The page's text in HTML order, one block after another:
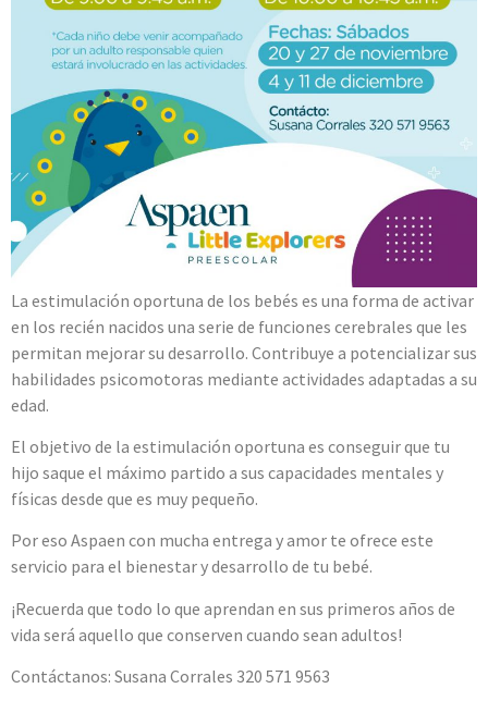
La estimulación oportuna de los bebés es una forma de activar
en los recién nacidos una serie de funciones cerebrales que les
permitan mejorar su desarrollo. Contribuye a potencializar sus
habilidades psicomotoras mediante actividades adaptadas a su
edad.
El objetivo de la estimulación oportuna es conseguir que tu
hijo saque el máximo partido a sus capacidades mentales y
físicas desde que es muy pequeño.
Por eso Aspaen con mucha entrega y amor te ofrece este
servicio para el bienestar y desarrollo de tu bebé.
¡Recuerda que todo lo que aprendan en sus primeros años de
vida será aquello que conserven cuando sean adultos!
Contáctanos: Susana Corrales 320 571 9563